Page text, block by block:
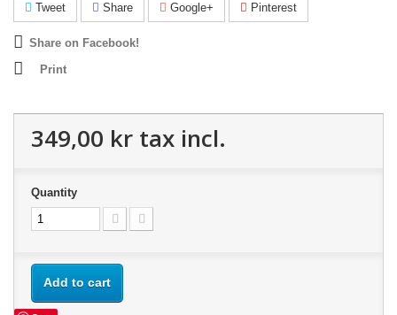
Tweet Share Google+ Pinterest
Share on Facebook!
Print
349,00 kr tax incl.
Quantity
Add to cart